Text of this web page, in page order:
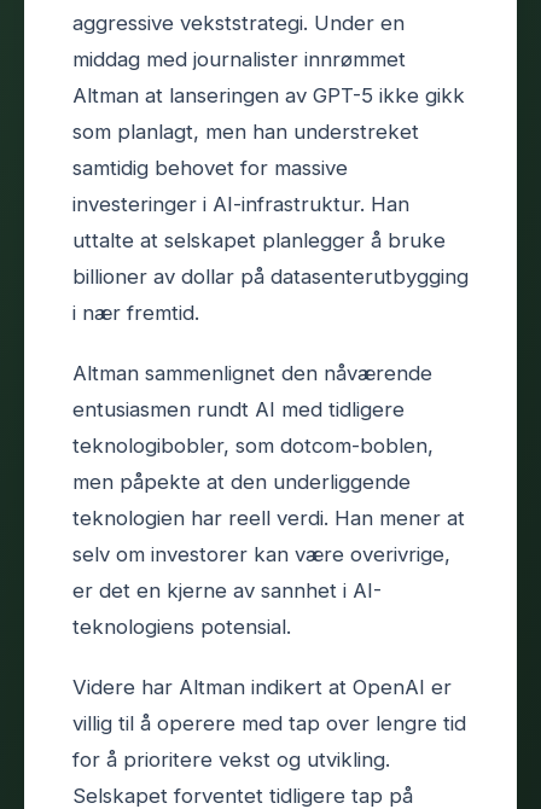
aggressive vekststrategi. Under en
middag med journalister innrømmet
Altman at lanseringen av GPT-5 ikke gikk
som planlagt, men han understreket
samtidig behovet for massive
investeringer i AI-infrastruktur. Han
uttalte at selskapet planlegger å bruke
billioner av dollar på datasenterutbygging
i nær fremtid.
Altman sammenlignet den nåværende
entusiasmen rundt AI med tidligere
teknologibobler, som dotcom-boblen,
men påpekte at den underliggende
teknologien har reell verdi. Han mener at
selv om investorer kan være overivrige,
er det en kjerne av sannhet i AI-
teknologiens potensial.
Videre har Altman indikert at OpenAI er
villig til å operere med tap over lengre tid
for å prioritere vekst og utvikling.
Selskapet forventet tidligere tap på